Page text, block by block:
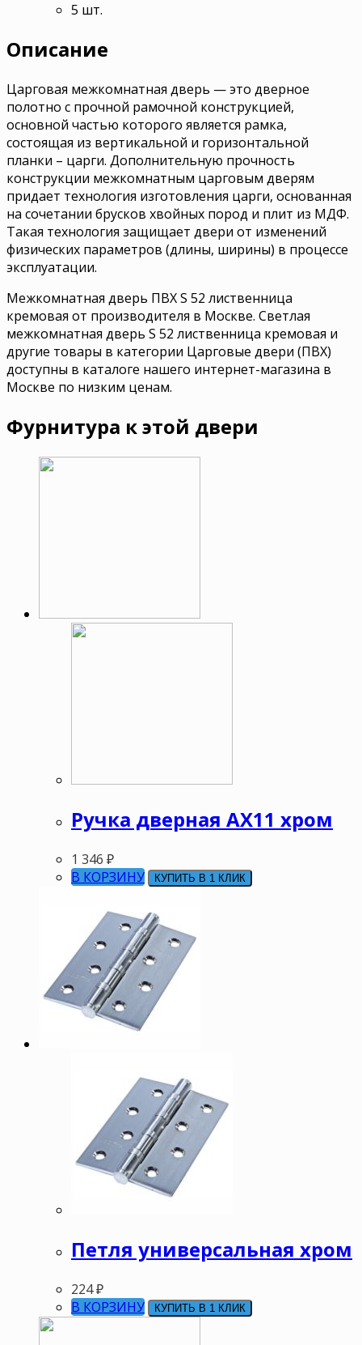
5 шт.
Описание
Царговая межкомнатная дверь — это дверное
полотно с прочной рамочной конструкцией,
основной частью которого является рамка,
состоящая из вертикальной и горизонтальной
планки – царги. Дополнительную прочность
конструкции межкомнатным царговым дверям
придает технология изготовления царги, основанная
на сочетании брусков хвойных пород и плит из МДФ.
Такая технология защищает двери от изменений
физических параметров (длины, ширины) в процессе
эксплуатации.
Межкомнатная дверь ПВХ S 52 лиственница
кремовая от производителя в Москве. Светлая
межкомнатная дверь S 52 лиственница кремовая и
другие товары в категории Царговые двери (ПВХ)
доступны в каталоге нашего интернет-магазина в
Москве по низким ценам.
Фурнитура к этой двери
Ручка дверная АХ11 хром
1 346 ₽
В КОРЗИНУ
КУПИТЬ В 1 КЛИК
Петля универсальная хром
224₽
В КОРЗИНУ
КУПИТЬ В 1 КЛИК